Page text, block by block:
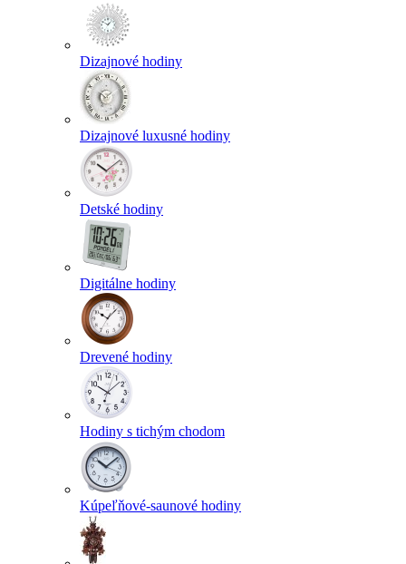
Dizajnové hodiny
Dizajnové luxusné hodiny
Detské hodiny
Digitálne hodiny
Drevené hodiny
Hodiny s tichým chodom
Kúpeľňové-saunové hodiny